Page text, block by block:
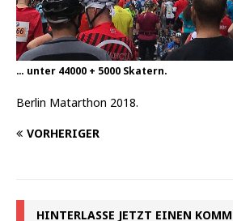
… unter 44000 + 5000 Skatern.
Berlin Matarthon 2018.
VORHERIGER
HINTERLASSE JETZT EINEN